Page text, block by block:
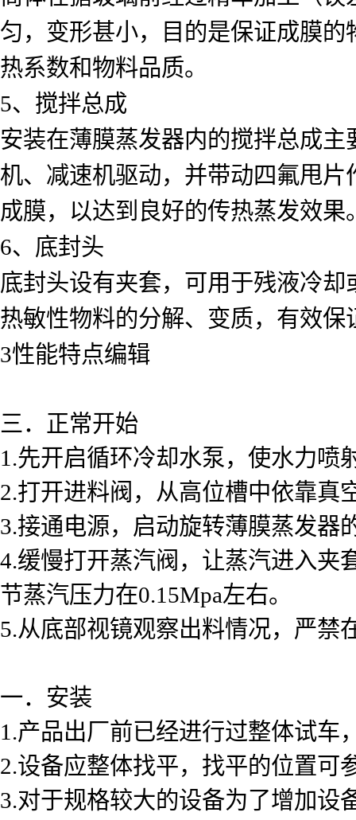
匀，变形甚小，目的是保证成膜
热系数和物料品质。
5、搅拌总成
安装在薄膜蒸发器内的搅拌总成
机、减速机驱动，并带动四氟甩
成膜，以达到良好的传热蒸发效果
6、底封头
底封头设有夹套，可用于残液冷
热敏性物料的分解、变质，有效
3性能特点编辑
三．正常开始
1.先开启循环冷却水泵，使水力喷
2.打开进料阀，从高位槽中依靠真
3.接通电源，启动旋转薄膜蒸发器
4.缓慢打开蒸汽阀，让蒸汽进入夹
节蒸汽压力在0.15Mpa左右。
5.从底部视镜观察出料情况，严禁
一．安装
1.产品出厂前已经进行过整体试车
2.设备应整体找平，找平的位置可
3.对于规格较大的设备为了增加设